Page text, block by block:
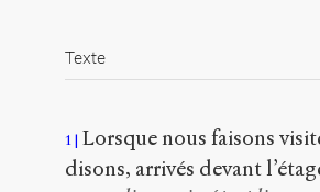
Texte
1 Lorsque nous faisons
disons, arrivés devant